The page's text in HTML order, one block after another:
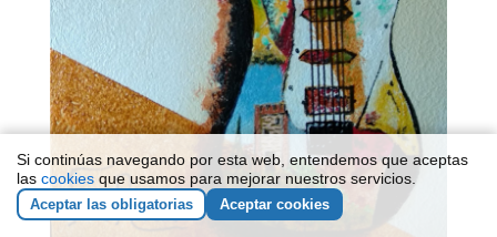
Si continúas navegando por esta web, entendemos que aceptas
las cookies que usamos para mejorar nuestros servicios.
Aceptar las obligatorias Aceptar cookies